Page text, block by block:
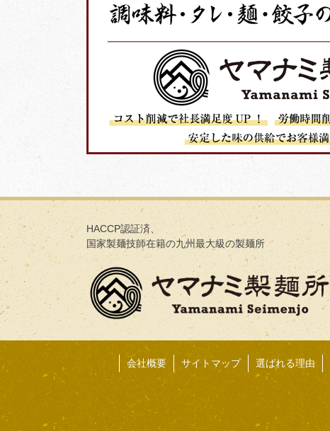
HACCP認証済、
国家製麺技師在籍の九州最大級の製麺所
会社概要 サイトマップ 選ばれる理由